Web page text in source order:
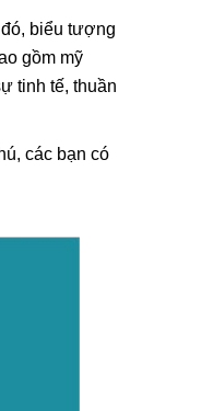
biểu tượng
gồm mỹ
tinh tế, thuần
các bạn có
– Patch Ủi